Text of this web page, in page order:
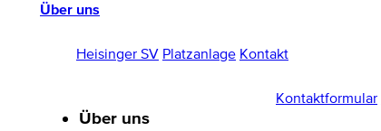
Über uns
Heisinger SV Platzanlage Kontakt
Kontaktformular
Über uns